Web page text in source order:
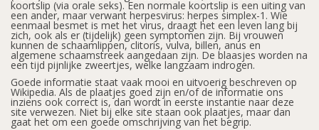
koortslip (via orale seks). Een normale koortslip is een uiting van
een ander, maar verwant herpesvirus: herpes simplex-1. Wie
eenmaal besmet is met het virus, draagt het een leven lang bij
zich, ook als er (tijdelijk) geen symptomen zijn. Bij vrouwen
kunnen de schaamlippen, clitoris, vulva, billen, anus en
algemene schaamstreek aangedaan zijn. De blaasjes worden na
een tijd pijnlijke zweertjes, welke langzaam indrogen.
Goede informatie staat vaak mooi en uitvoerig beschreven op
Wikipedia. Als de plaatjes goed zijn en/of de informatie ons
inziens ook correct is, dan wordt in eerste instantie naar deze
site verwezen. Niet bij elke site staan ook plaatjes, maar dan
gaat het om een goede omschrijving van het begrip.